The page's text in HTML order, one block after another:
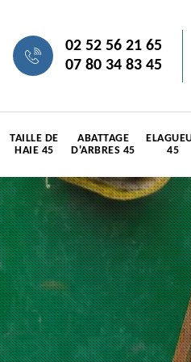
02 52 56 21 65
07 80 34 83 45
TAILLE DE
HAIE 45
ABATTAGE
D'ARBRES 45
45